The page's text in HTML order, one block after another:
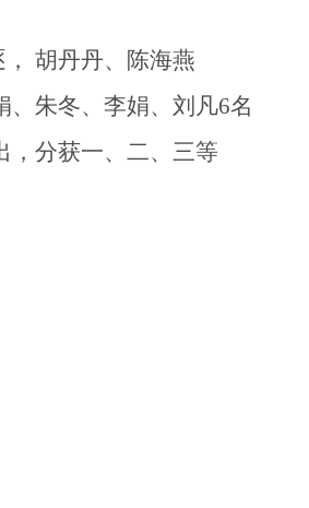
， 胡丹丹、陈海燕
、朱冬、李娟、刘凡6名
，分获一、二、三等